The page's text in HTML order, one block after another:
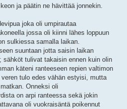
ja päätin ne hävittää jonnekin.
joka oli umpirautaa
jossa oli kiinni lähes loppuun
sulkiessa samalla laikan.
suuntaan jotta saisin laikan
sähköt tulivat takaisin ennen kuin olin
käteni ranteeseen repien valtimon
tulo edes vähän estyisi, mutta
Onneksi oli
on arpi ranteessa sekä jokin
oli vuokraisäntä poikennut